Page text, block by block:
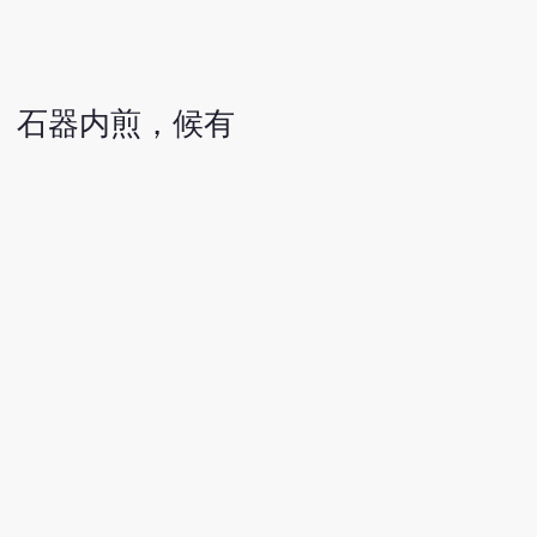
石器内煎，候有